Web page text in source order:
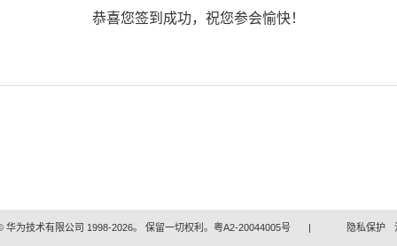
恭喜您签到成功，祝您参会愉快！
华为技术有限公司 1998-2026。 保留一切权利。粤A2-20044005号 | 隐私保护